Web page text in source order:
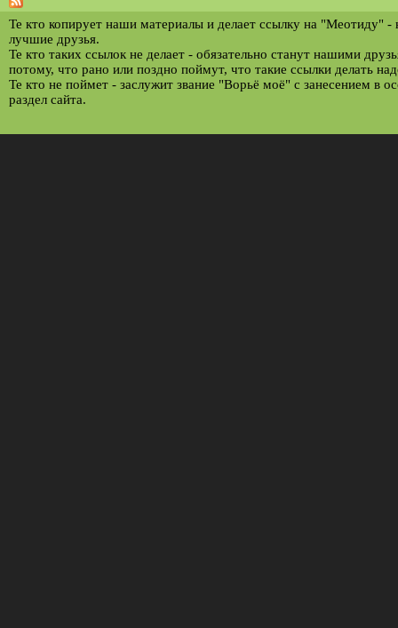
р
а
н
и
Те кто копирует наши материалы и делает ссылку на "Меотиду" -
лучшие друзья.
Те кто таких ссылок не делает - обязательно станут нашими
потому, что рано или поздно поймут, что такие ссылки делать
Те кто не поймет - заслужит звание "Ворьё моё" с занесением в
раздел сайта.